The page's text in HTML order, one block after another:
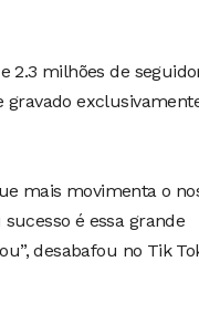
2.3 milhões de
gravado
mais movimenta o
é essa grande
desabafou no Tik